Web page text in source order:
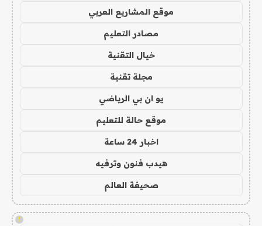
موقع المشاريع العربي
مصادر التعليم
خيال التقنية
مجلة تقنية
يو ان بي الرياضي
موقع حالة للتعليم
اخبار 24 ساعة
هيدب فنون وترفيه
صحيفة العالم
!